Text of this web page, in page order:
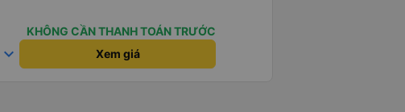
KHÔNG CẦN THANH TOÁN TRƯỚC
keyboard_arrow_down Xem giá